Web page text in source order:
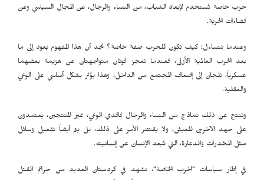
حرب خاصة تُستخدم لإبعاد الشباب، من النساء والرجال، عن المجال السياسي وعن
فضاءات الحرية.
وعندما نتساءل: كيف تكون للحرب صفة خاصة؟ نجد أن هذا المفهوم يعود إلى ما
بعد الحرب العالمية الأولى، فعندما تعجز قوتان متواجهتان عن هزيمة بعضهما
عسكرياً، تلجآن إلى إضعاف المجتمع من الداخل، وهذا يؤثر بشكل أساسي على الوعي
والعقلية.
وتنتج عن ذلك نماذج من النساء والرجال فاقدي الوعي، غير المنتجين، يعتمدون
على جهد الآخرين للعيش، ولا يقتصر الأمر على ذلك، بل يتم أيضاً تفعيل وسائل
مثل المخدرات والدعارة، التي تُبعد الإنسان عن إنسانيته.
في إطار سياسات "الحرب الخاصة"، نشهد في كردستان العديد من جرائم القتل